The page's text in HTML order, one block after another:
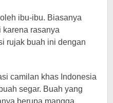
ibu-ibu. Biasanya
rasanya
rujak buah ini dengan
camilan khas Indonesia
segar. Buah yang
berupa mangga